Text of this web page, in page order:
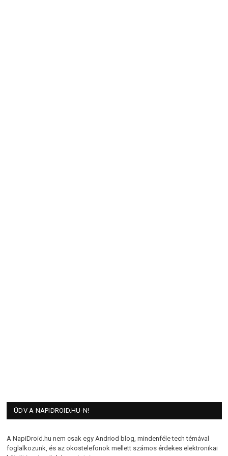
ÜDV A NAPIDROID.HU-N!
A NapiDroid.hu nem csak egy Andriod blog, mindenféle tech témával
foglalkozunk, és az okostelefonok mellett számos érdekes elektronikai